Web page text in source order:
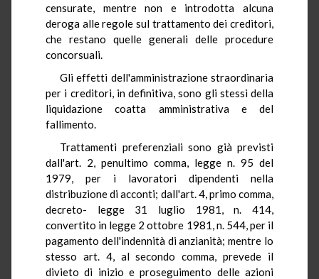
censurate, mentre non e introdotta alcuna
deroga alle regole sul trattamento dei creditori,
che restano quelle generali delle procedure
concorsuali.
Gli effetti dell'amministrazione straordinaria
per i creditori, in definitiva, sono gli stessi della
liquidazione coatta amministrativa e del
fallimento.
Trattamenti preferenziali sono già previsti
dall'art. 2, penultimo comma, legge n. 95 del
1979, per i lavoratori dipendenti nella
distribuzione di acconti; dall'art. 4, primo comma,
decreto- legge 31 luglio 1981, n. 414,
convertito in legge 2 ottobre 1981, n. 544, per il
pagamento dell'indennità di anzianità; mentre lo
stesso art. 4, al secondo comma, prevede il
divieto di inizio e proseguimento delle azioni